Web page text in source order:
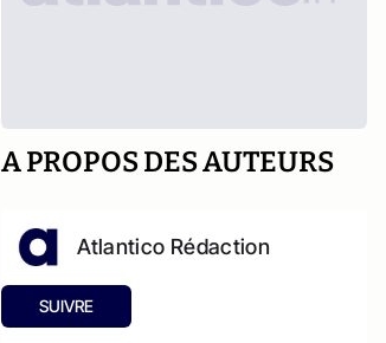
A PROPOS DES AUTEURS
Atlantico Rédaction
SUIVRE